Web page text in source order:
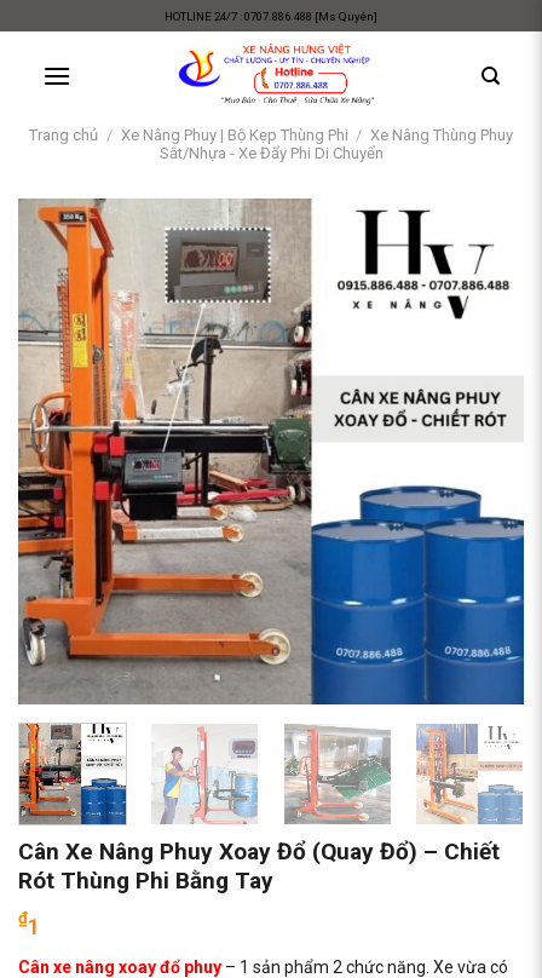
content
HOTLINE 24/7 : 0707.886.488 [Ms Quyên]
Trang chủ / Xe Nâng Phuy | Bộ Kẹp Thùng Phi / Xe Nâng Thùng Phuy
Sắt/Nhựa - Xe Đẩy Phi Di Chuyển
Cân Xe Nâng Phuy Xoay Đổ (Quay Đổ) – Chiết
Rót Thùng Phi Bằng Tay
₫1
Cân xe nâng xoay đổ phuy – 1 sản phẩm 2 chức năng. Xe vừa có